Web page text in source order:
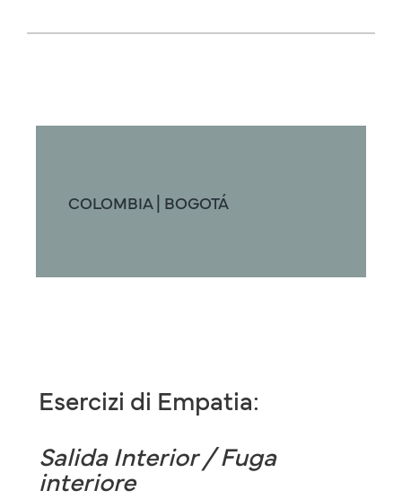
COLOMBIA | BOGOTÁ
Esercizi di Empatia:
Salida Interior / Fuga
interiore